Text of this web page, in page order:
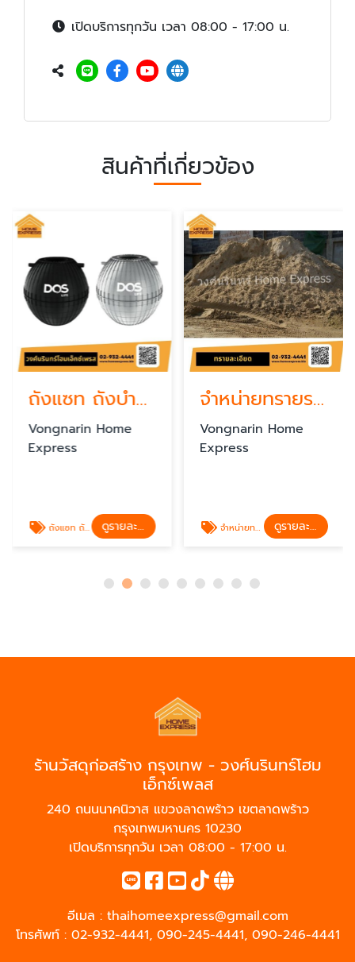
เปิดบริการทุกวัน เวลา 08:00 - 17:00 น.
สินค้าที่เกี่ยวข้อง
ถังแซท ถังบำบัดน้ำเสีย dos
Vongnarin Home
Express
ถังแซท ถังบำบัดน้ำเสีย dos ดูรายละเอียด
จำหน่ายทรายราคาส่ง ใกล้ฉัน
Vongnarin Home
Express
จำหน่ายทรายราคาส่ง ใกล้ฉัน ดูรายละเอียด
ร้านวัสดุก่อสร้าง กรุงเทพ - วงศ์นรินทร์โฮม
เอ็กซ์เพลส
240 ถนนนาคนิวาส แขวงลาดพร้าว เขตลาดพร้าว
กรุงเทพมหานคร 10230
เปิดบริการทุกวัน เวลา 08:00 - 17:00 น.
อีเมล : thaihomeexpress@gmail.com
โทรศัพท์ : 02-932-4441, 090-245-4441, 090-246-4441